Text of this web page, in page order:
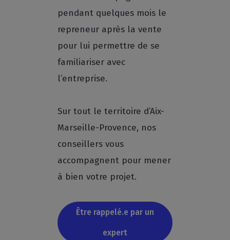
pendant quelques mois le
repreneur après la vente
pour lui permettre de se
familiariser avec
l’entreprise.
Sur tout le territoire d’Aix-
Marseille-Provence, nos
conseillers vous
accompagnent pour mener
à bien votre projet.
Être rappelé.e par un
expert